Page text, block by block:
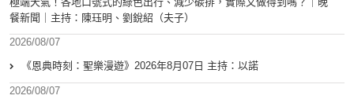
餐新聞｜主持：陳珏明、劉銳紹（夫子）
2026/08/07
《恩典時刻：聖樂漫遊》2026年8月07日 主持：以諾
2026/08/07